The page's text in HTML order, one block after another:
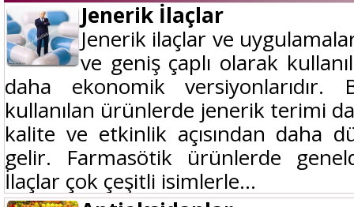
Jenerik İlaçlar
Jenerik ilaçlar ve
ve geniş çaplı olarak
daha ekonomik
kullanılan ürünlerde jenerik terimi
kalite ve etkinlik açısından daha
gelir. Farmasötik ürünlerde
İlaçlar çok çeşitli isimlerle...